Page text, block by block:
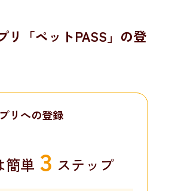
リ「ペットPASS」の登
リへの登録
簡単 ３ ステップ